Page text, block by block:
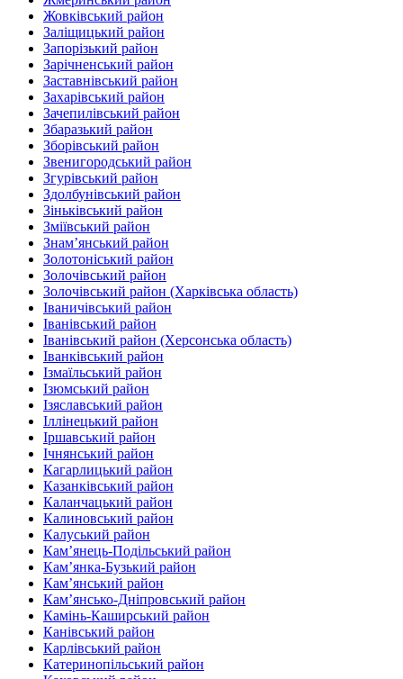
Жовківський район
Заліщицький район‎
Запорізький район
Зарічненський район
Заставнівський район
Захарівський район
Зачепилівський район
Збаразький район‎
Зборівський район
Звенигородський район
Згурівський район
Здолбунівський район‎
Зіньківський район‎
Зміївський район
Знам’янський район
Золотоніський район
Золочівський район
Золочівський район (Харківська область)
Іваничівський район‎
Іванівський район
Іванівський район (Херсонська область)
Іванківський район
Ізмаїльський район
Ізюмський район
Ізяславський район
Іллінецький район
Іршавський район
Ічнянський район
Кагарлицький район
Казанківський район‎
Каланчацький район
Калиновський район
Калуський район
Кам’янець-Подільський район
Кам’янка-Бузький район
Кам’янський район
Кам’янсько-Дніпровський район‎
Камінь-Каширський район
Канівський район
Карлівський район
Катеринопільський район